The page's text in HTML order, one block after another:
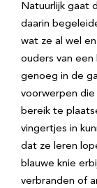
Natuurlijk gaat
daarin
wat ze al wel
ouders van een
genoeg in de
voorwerpen die
bereik te
vingertjes in
dat ze leren
blauwe knie
verbranden of